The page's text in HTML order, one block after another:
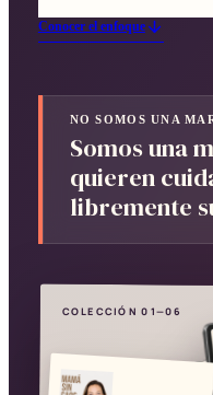
Conocer el enfoque
NO SOMOS UNA
Somos una
quieren
libremente